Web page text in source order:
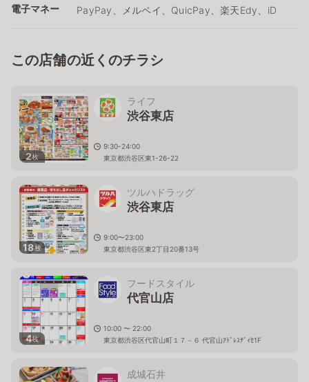
電子マネー PayPay、メルペイ、QuicPay、楽天Edy、iD
この店舗の近くのチラシ
2枚
ライフ
渋谷東店
9:30-24:00
東京都渋谷区東1-26-22
18枚
ツルハドラッグ
渋谷東店
9:00〜23:00
東京都渋谷区東2丁目20番13号
4枚
フードスタイル
代官山店
10:00 〜 22:00
東京都渋谷区代官山町１７－６ 代官山ｱﾄﾞﾚｽﾃﾞｨｾ1F
成城石井